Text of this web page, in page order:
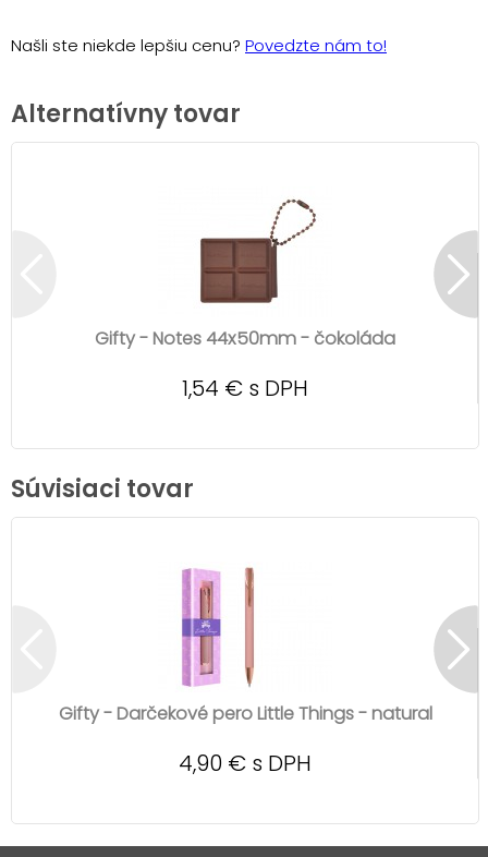
Našli ste niekde lepšiu cenu? Povedzte nám to!
Alternatívny tovar
Gifty - Notes 44x50mm - čokoláda
1,54 € s DPH
Súvisiaci tovar
Gifty - Darčekové pero Little Things - natural
4,90 € s DPH